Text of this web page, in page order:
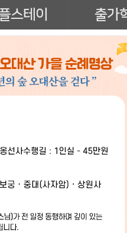
스테이 출가
마음을 이완
명상요가학